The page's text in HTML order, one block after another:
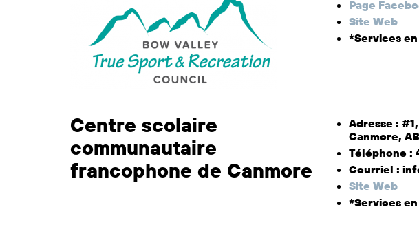
Page
Site Web
*Services
Centre scolaire
communautaire
francophone de Canmore
Adresse :
Canmore, AB
Téléphone :
Courriel :
Site Web
*Services